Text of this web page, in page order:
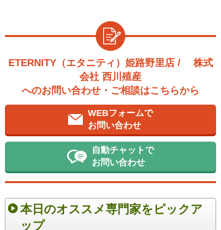
ETERNITY（エタニティ）姫路野里店 / 株式
会社 西川殖産
へのお問い合わせ・ご相談はこちらから
WEBフォームで
お問い合わせ
自動チャットで
お問い合わせ
本日のオススメ専門家をピックア
ップ